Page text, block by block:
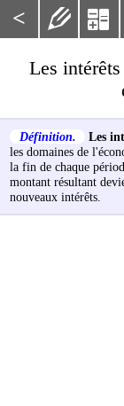
<  
Les
Définition. Les
les domaines de
la fin de chaque
montant résultant
nouveaux intérêts.